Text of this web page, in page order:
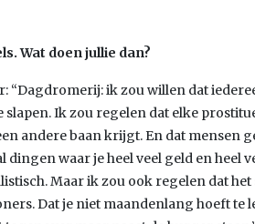
Wat doen jullie dan?
“Dagdromerij: ik zou willen dat
Ik zou regelen dat elke
andere baan krijgt. En dat mensen
dingen waar je heel veel geld en heel
Maar ik zou ook regelen dat het
Dat je niet maandenlang hoeft te